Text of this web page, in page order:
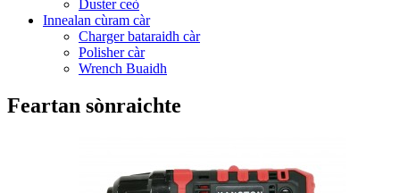
Duster ceò
Innealan cùram càr
Charger bataraidh càr
Polisher càr
Wrench Buaidh
Feartan sònraichte